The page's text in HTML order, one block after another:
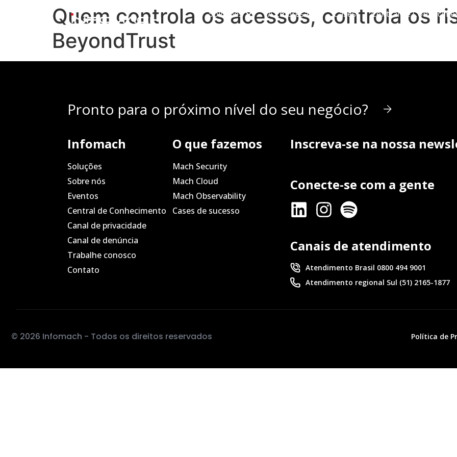
Soluções A Empresa Cases
Central de
Quem controla os acessos, controla os
BeyondTrust
Pronto para o próximo nível do seu negócio?
Infomach
Soluções
Sobre nós
Eventos
Central de Conhecimento
Canal de privacidade
Canal de denúncia
Trabalhe conosco
Contato
O que fazemos
Mach Security
Mach Cloud
Mach Observability
Cases de sucesso
Inscreva-se na nossa
Conecte-se com a gente
Canais de atendimento
Atendimento Brasil 0800 494 9001
Atendimento regional Sul (51) 2165-1877
© 2026 Infomach - Todos os direitos reservados Política de